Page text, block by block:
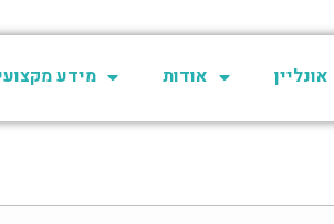
מידע אודות אונליין